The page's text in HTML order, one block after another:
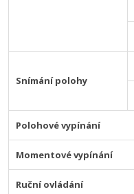
Snímání polohy
Polohové vypínání
Momentové vypínání
Ruční ovládání